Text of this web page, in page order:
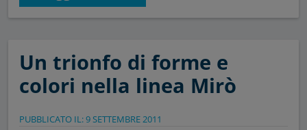
Un trionfo di forme e
colori nella linea Mirò
PUBBLICATO IL: 9 SETTEMBRE 2011